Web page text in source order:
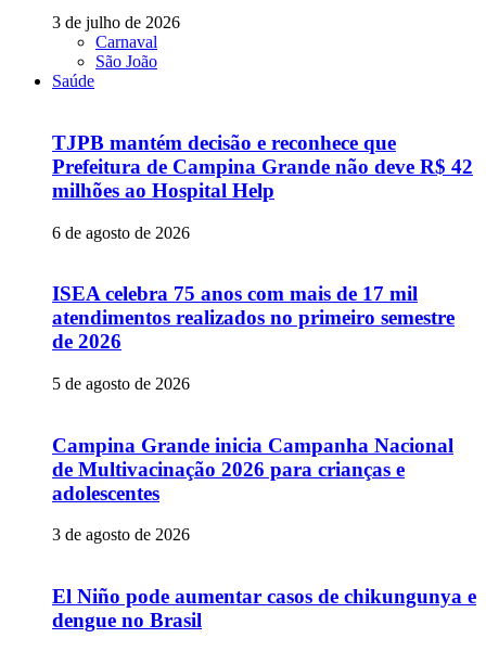
3 de julho de 2026
Carnaval
São João
Saúde
TJPB mantém decisão e reconhece que
Prefeitura de Campina Grande não deve R$ 42
milhões ao Hospital Help
6 de agosto de 2026
ISEA celebra 75 anos com mais de 17 mil
atendimentos realizados no primeiro semestre
de 2026
5 de agosto de 2026
Campina Grande inicia Campanha Nacional
de Multivacinação 2026 para crianças e
adolescentes
3 de agosto de 2026
El Niño pode aumentar casos de chikungunya e
dengue no Brasil